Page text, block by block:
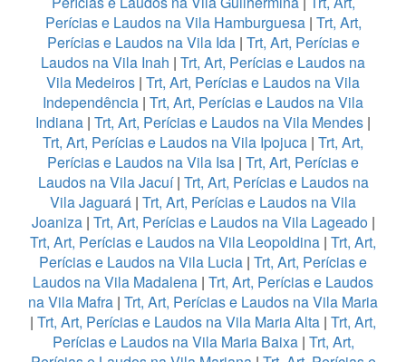
Perícias e Laudos na Vila Hamburguesa| Trt, Art,
Perícias e Laudos na Vila Ida| Trt, Art, Perícias e
Laudos na Vila Inah | Trt, Art, Perícias e Laudos na
Vila Medeiros | Trt, Art, Perícias e Laudos na Vila
Independência | Trt, Art, Perícias e Laudos na Vila
Indiana | Trt, Art, Perícias e Laudos na Vila Mendes |
Trt, Art, Perícias e Laudos na Vila Ipojuca | Trt, Art,
Perícias e Laudos na Vila Isa | Trt, Art, Perícias e
Laudos na Vila Jacuí| Trt, Art, Perícias e Laudos na
Vila Jaguará | Trt, Art, Perícias e Laudos na Vila
Joaniza| Trt, Art, Perícias e Laudos na Vila Lageado|
Trt, Art, Perícias e Laudos na Vila Leopoldina | Trt, Art,
Perícias e Laudos na Vila Lucia | Trt, Art, Perícias e
Laudos na Vila Madalena | Trt, Art, Perícias e Laudos
na Vila Mafra | Trt, Art, Perícias e Laudos na Vila Maria
| Trt, Art, Perícias e Laudos na Vila Maria Alta | Trt, Art,
Perícias e Laudos na Vila Maria Baixa| Trt, Art,